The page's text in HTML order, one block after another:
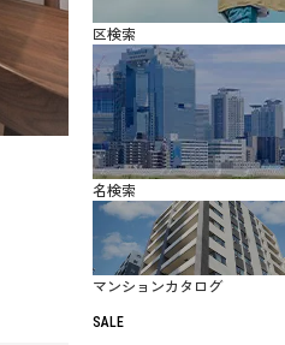
区検索
名検索
マンションカタログ
SALE